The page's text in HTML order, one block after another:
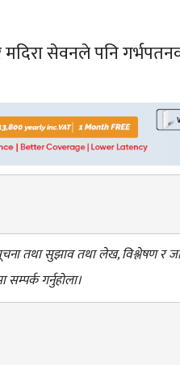
सेवनले पनि
तथा सुझाव तथा लेख, विश्लेषण र
सम्पर्क गर्नुहोला।